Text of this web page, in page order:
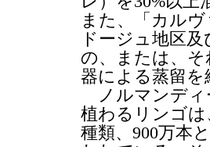
また、「カル
ドージュ地区
の、または、
器による蒸留
ノルマンディ
植わるリンゴは
種類、900万本